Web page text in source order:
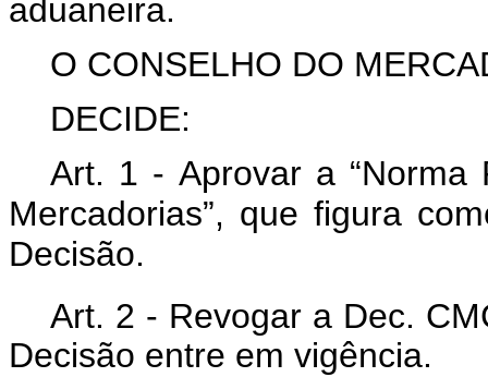
aduaneira.
O CONSELHO DO
DECIDE:
Art. 1 - Aprovar a “Norma
Mercadorias”, que figura
Decisão.
Art. 2 - Revogar a Dec.
Decisão entre em vigência.